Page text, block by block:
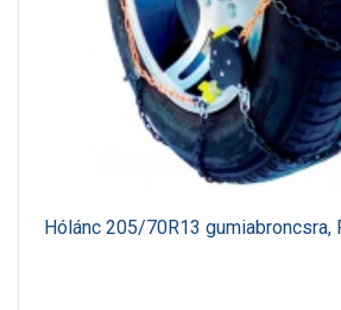
Hólánc 205/70R13 gumiabroncsra,